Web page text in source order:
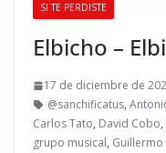
SI TE PERDISTE
Elbicho –
17 de diciembre de
@sanchificatus,
Carlos Tato, David Cobo,
grupo musical, Guillermo